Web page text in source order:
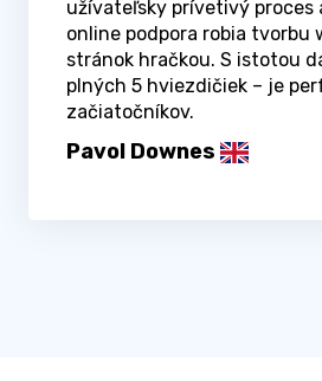
užívateľsky prívetivý proces
online podpora robia tvorbu
stránok hračkou. S istotou
plných 5 hviezdičiek – je
začiatočníkov.
Pavol Downes